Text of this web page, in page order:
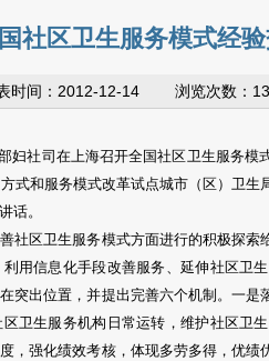
社区卫生服务模式经
时间：2012-12-14 浏览次数
社司在上海召开全国社区卫生服务模
式和服务模式改革试点城市（区）卫
话。
区卫生服务模式方面进行的积极探索
用信息化手段改善服务、延伸社区卫
突出位置，并提出完善六个机制。一
卫生服务机构日常运转，维护社区卫
，强化绩效考核，体现多劳多得，优